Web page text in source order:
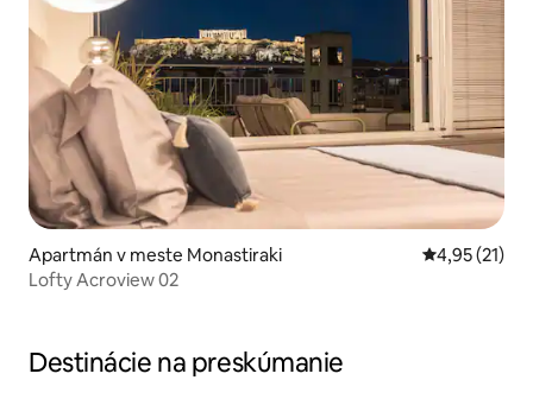
Apartmán v meste Monastiraki Priemerné
4,95 (21)
Lofty Acroview 02
Destinácie na preskúmanie